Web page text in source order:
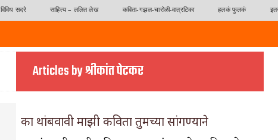
विविध सदरे साहित्य – ललित लेख कविता-गझल-चारोळी-वात्रटिका हलकं फुलकं
Articles by श्रीकांत पेटकर
का थांबवावी माझी कविता तुमच्या सांगण्याने